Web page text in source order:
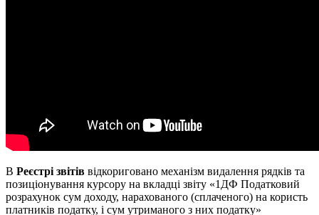
В Реєстрі звітів відкориговано механізм видалення рядків та
позиціонування курсору на вкладці звіту «1ДФ Податковий
розрахунок сум доходу, нарахованого (сплаченого) на користь
платників податку, і сум утриманого з них податку»